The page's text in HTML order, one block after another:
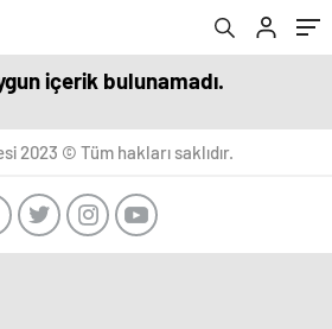
içerik bulunamadı.
2023 © Tüm hakları saklıdır.